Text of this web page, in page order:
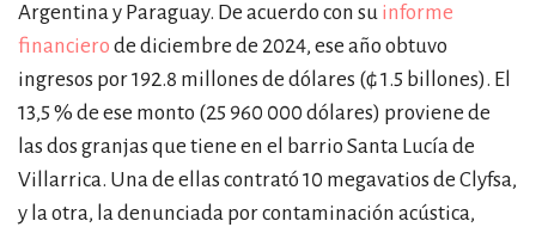
Argentina y Paraguay. De acuerdo con su informe
financiero de diciembre de 2024, ese año obtuvo
ingresos por 192.8 millones de dólares (₲ 1.5 billones). El
13,5 % de ese monto (25 960 000 dólares) proviene de
las dos granjas que tiene en el barrio Santa Lucía de
Villarrica. Una de ellas contrató 10 megavatios de Clyfsa,
y la otra, la denunciada por contaminación acústica,